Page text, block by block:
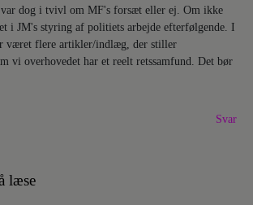
var dog i tvivl om MF's forsæt eller ej. Om ikke
i JM's styring af politiets arbejde efterfølgende. I
været flere artikler/indlæg, der stiller
vi overhovedet har et reelt retssamfund. Det bør
Svar
læse